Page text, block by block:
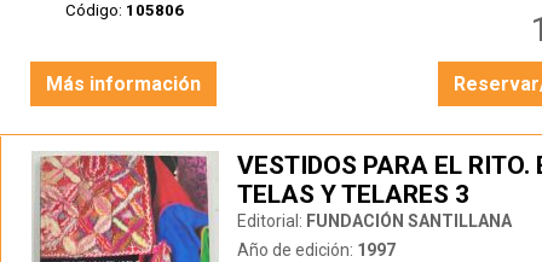
Código: 105806
Más información
VESTIDOS PARA EL RITO.
TELAS Y TELARES 3
Editorial: FUNDACIÓN SANTILLANA
Año de edición: 1997